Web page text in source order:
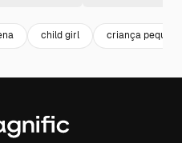
child girl criança pequena